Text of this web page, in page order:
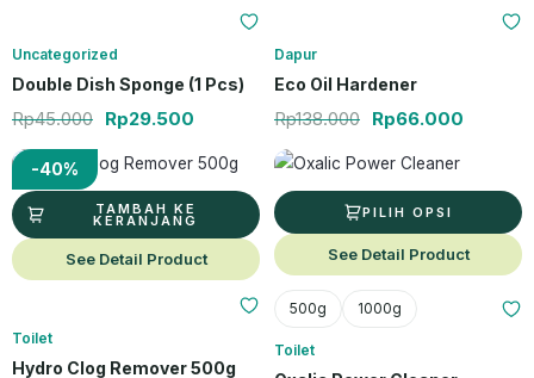
Uncategorized
Double Dish Sponge (1 Pcs)
Rp45.000 Rp29.500
Dapur
Eco Oil Hardener
Rp138.000 Rp66.000
-40%
TAMBAH KE
KERANJANG
See Detail Product
Toilet
Hydro Clog Remover 500g
Harga aslinya adalah: Rp88.000.
Harga saat ini adalah: Rp52.500.
PILIH OPSI
Produk ini memiliki beberapa
See Detail Product
500g 1000g
Toilet